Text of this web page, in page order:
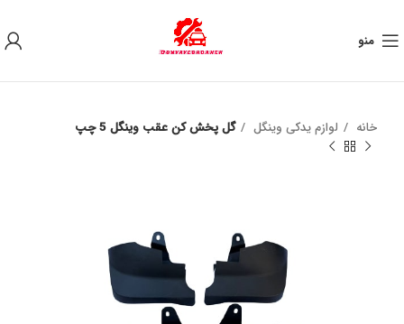
منو
خانه لوازم یدکی وینگل گل پخش کن عقب وینگل 5 چپ
به علت نوسان ارز ، لطفا قبل از خرید تماس بگیرید.